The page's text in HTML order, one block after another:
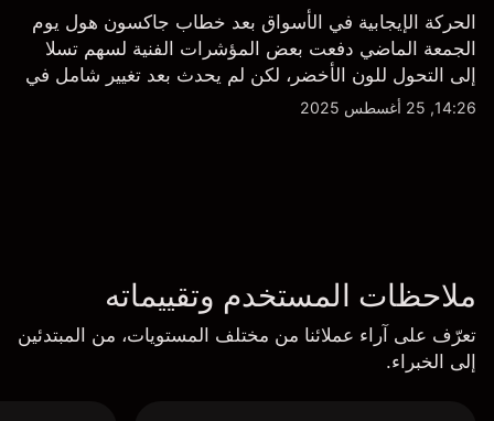
الحركة الإيجابية في الأسواق بعد خطاب جاكسون هول يوم
الجمعة الماضي دفعت بعض المؤشرات الفنية لسهم تسلا
إلى التحول للون الأخضر، لكن لم يحدث بعد تغيير شامل في
النظرة الفنية سواء على الإطار اليومي أو الأسبوعي.
14:26, 25 أغسطس 2025
ملاحظات المستخدم وتقييماته
تعرّف على آراء عملائنا من مختلف المستويات، من المبتدئين
إلى الخبراء.